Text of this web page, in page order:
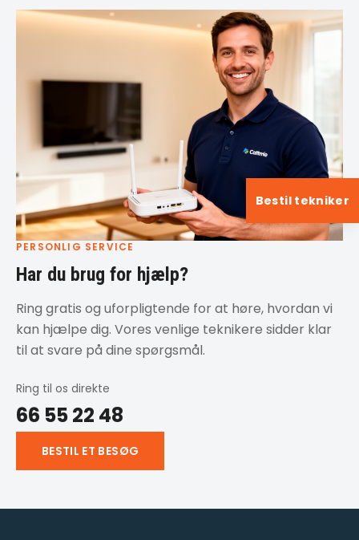
PERSONLIG SERVICE
Har du brug for hjælp?
Ring gratis og uforpligtende for at høre, hvordan vi
kan hjælpe dig. Vores venlige teknikere sidder klar
til at svare på dine spørgsmål.
Ring til os direkte
66 55 22 48
BESTIL ET BESØG
Bestil tekniker